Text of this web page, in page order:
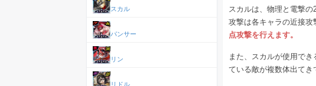
スカルは、物理と電撃
攻撃は各キャラの近接攻
点攻撃を行えます。
また、スカルが使用で
ている敵が複数体出てき
スカル
パンサー
リン
リドル